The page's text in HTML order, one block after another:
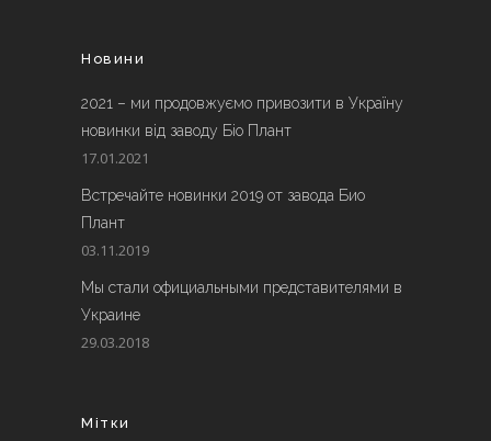
Новини
2021 – ми продовжуємо привозити в Україну
новинки від заводу Біо Плант
17.01.2021
Встречайте новинки 2019 от завода Био
Плант
03.11.2019
Мы стали официальными представителями в
Украине
29.03.2018
Мітки